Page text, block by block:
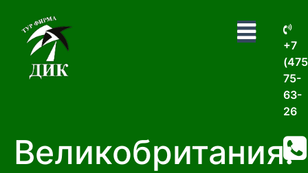
+7
75-
63-
26
Великобритания: